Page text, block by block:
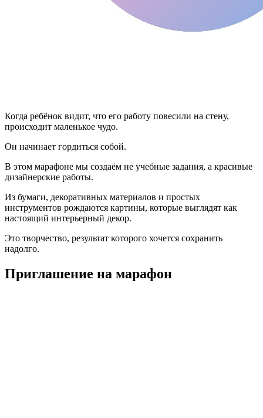
Когда ребёнок видит, что его работу повесили на стену,
происходит маленькое чудо.
Он начинает гордиться собой.
В этом марафоне мы создаём не учебные задания, а красивые
дизайнерские работы.
Из бумаги, декоративных материалов и простых
инструментов рождаются картины, которые выглядят как
настоящий интерьерный декор.
Это творчество, результат которого хочется сохранить
надолго.
Приглашение на марафон